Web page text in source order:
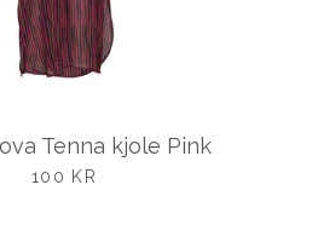
Tenna kjole Pink
UDSALGSPRIS
100 KR